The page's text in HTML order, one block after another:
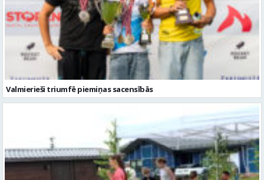
Valmierieši triumfē piemiņas sacensībās